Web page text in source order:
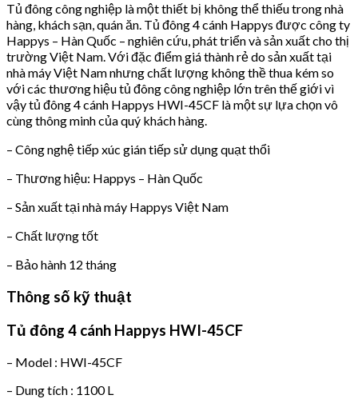
Tủ đông công nghiệp là một thiết bị không thể thiếu trong nhà
hàng, khách sạn, quán ăn. Tủ đông 4 cánh Happys được công ty
Happys – Hàn Quốc – nghiên cứu, phát triển và sản xuất cho thị
trường Việt Nam. Với đặc điểm giá thành rẻ do sản xuất tại
nhà máy Việt Nam nhưng chất lượng không thề thua kém so
với các thương hiệu tủ đông công nghiệp lớn trên thế giới vì
vậy tủ đông 4 cánh Happys HWI-45CF là một sự lựa chọn vô
cùng thông minh của quý khách hàng.
– Công nghệ tiếp xúc gián tiếp sử dụng quạt thổi
– Thương hiệu: Happys – Hàn Quốc
– Sản xuất tại nhà máy Happys Việt Nam
– Chất lượng tốt
– Bảo hành 12 tháng
Thông số kỹ thuật
Tủ đông 4 cánh Happys HWI-45CF
– Model : HWI-45CF
– Dung tích : 1100 L